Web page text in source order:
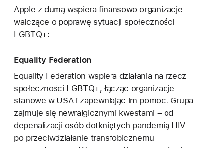
Apple z dumą wspiera finansowo organizacje
walczące o poprawę sytuacji społeczności
LGBTQ+:
Equality Federation
Equality Federation wspiera działania na rzecz
społeczności LGBTQ+, łącząc organizacje
stanowe w USA i zapewniając im pomoc. Grupa
zajmuje się newralgicznymi kwestami – od
depenalizacji osób dotkniętych pandemią HIV
po przeciwdziałanie transfobicznemu